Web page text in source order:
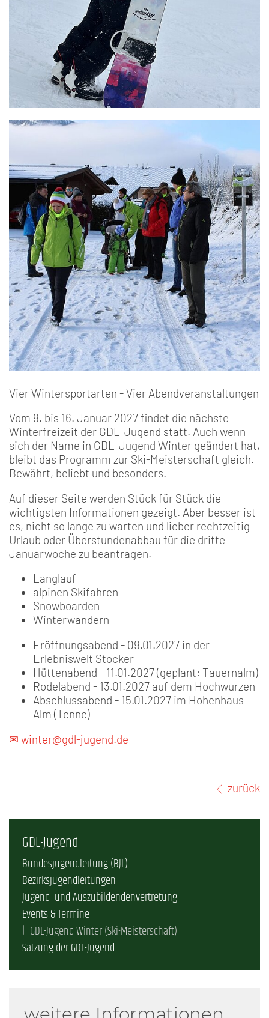
Vier Wintersportarten - Vier Abendveranstaltungen
Vom 9. bis 16. Januar 2027 findet die nächste
Winterfreizeit der GDL-Jugend statt. Auch wenn
sich der Name in GDL-Jugend Winter geändert hat,
bleibt das Programm zur Ski-Meisterschaft gleich.
Bewährt, beliebt und besonders.
Auf dieser Seite werden Stück für Stück die
wichtigsten Informationen gezeigt. Aber besser ist
es, nicht so lange zu warten und lieber rechtzeitig
Urlaub oder Überstundenabbau für die dritte
Januarwoche zu beantragen.
Langlauf
alpinen Skifahren
Snowboarden
Winterwandern
Eröffnungsabend - 09.01.2027 in der
Erlebniswelt Stocker
Hüttenabend - 11.01.2027 (geplant: Tauernalm)
Rodelabend - 13.01.2027 auf dem Hochwurzen
Abschlussabend - 15.01.2027 im Hohenhaus
Alm (Tenne)
✉ winter@gdl-jugend.de
zurück
GDL-Jugend
Bundesjugendleitung (BJL)
Bezirksjugendleitungen
Jugend- und Auszubildendenvertretung
Events & Termine
GDL-Jugend Winter (Ski-Meisterschaft)
Satzung der GDL-Jugend